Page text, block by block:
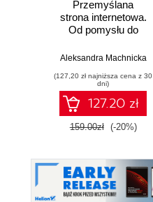
Przemyślana
strona internetowa.
Od pomysłu do
wiedzieć, zanim
samodzielnie lub z
kimś!
Aleksandra Machnicka
(127,20 zł najniższa cena z 30
dni)
127.20 zł
159.00zł (-20%)